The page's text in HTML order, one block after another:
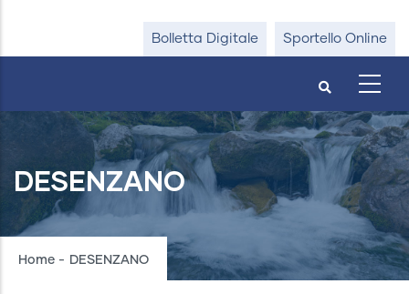
Bolletta Digitale Sportello Online
DESENZANO
Breadcrumb
Home - DESENZANO